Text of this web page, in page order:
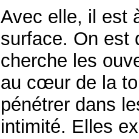
Avec elle, il est
surface. On est
cherche les
au cœur de la
pénétrer dans
intimité. Elles